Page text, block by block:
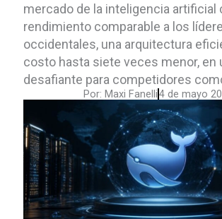
mercado de la inteligencia artificial
rendimiento comparable a los
occidentales, una arquitectura
costo hasta siete veces menor, en
desafiante para competidores
Por: Maxi Fanelli4 de mayo